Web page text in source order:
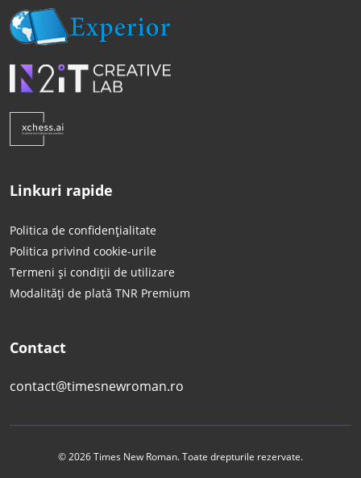
Linkuri rapide
Politica de confidențialitate
Politica privind cookie-urile
Termeni și condiții de utilizare
Modalități de plată TNR Premium
Contact
contact@timesnewroman.ro
© 2026 Times New Roman. Toate drepturile rezervate.